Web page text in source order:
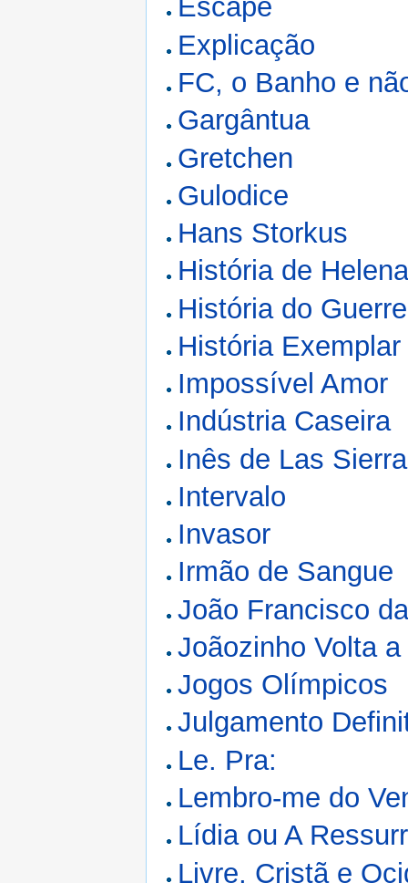
Escape
Explicação
FC, o Banho e
Gargântua
Gretchen
Gulodice
Hans Storkus
História de
História do
História Exemplar
Impossível Amor
Indústria Caseira
Inês de Las
Intervalo
Invasor
Irmão de Sangue
João Francisco
Joãozinho Volta
Jogos Olímpicos
Julgamento
Le. Pra:
Lembro-me do
Lídia ou A
Livre, Cristã e